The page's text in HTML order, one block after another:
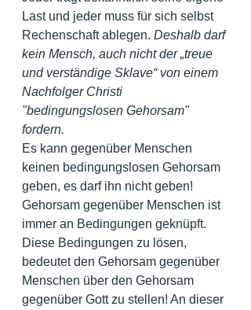
Last und jeder muss für sich selbst
Rechenschaft ablegen. Deshalb darf
kein Mensch, auch nicht der „treue
und verständige Sklave“ von einem
Nachfolger Christi
"bedingungslosen Gehorsam"
fordern.
Es kann gegenüber Menschen
keinen bedingungslosen Gehorsam
geben, es darf ihn nicht geben!
Gehorsam gegenüber Menschen ist
immer an Bedingungen geknüpft.
Diese Bedingungen zu lösen,
bedeutet den Gehorsam gegenüber
Menschen über den Gehorsam
gegenüber Gott zu stellen! An dieser